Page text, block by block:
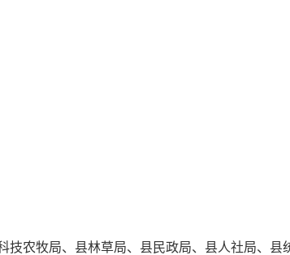
技农牧局、县林草局、县民政局、县人社局、